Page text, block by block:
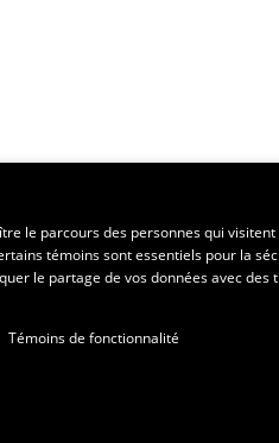
le parcours des personnes qui
témoins sont essentiels pour la
le partage de vos données avec des
Témoins de fonctionnalité